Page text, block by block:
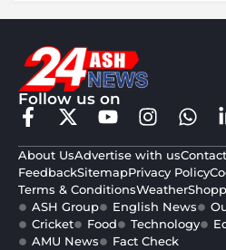
Follow us on
About UsAdvertise with us
FeedbackSitemapPrivacy Policy
Terms & ConditionsWeather
ASH Group
English News
Cricket
Food Technology
AMU News
Fact Check